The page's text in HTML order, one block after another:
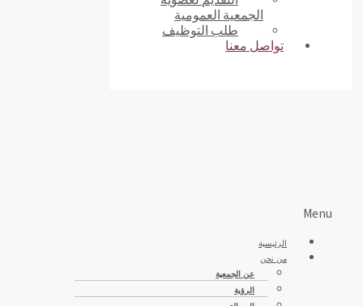
الجمعية العمومية
طلب التوظيف
تواصل معنا
Menu
الرئيسية
من نحن
عن الجمعية
الرؤية